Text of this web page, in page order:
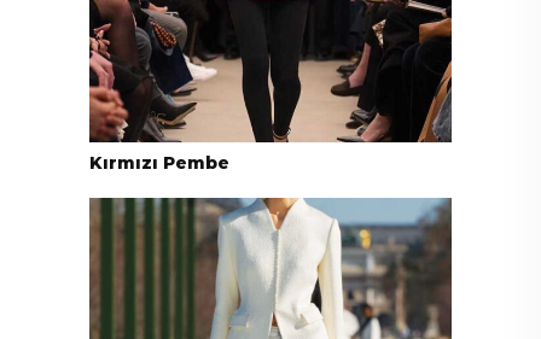
Kırmızı Pembe